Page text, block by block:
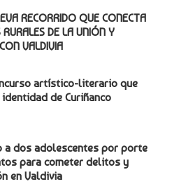
RECORRIDO QUE CONECTA
RURALES DE LA UNIÓN Y
VALDIVIA
artístico-literario que
de Curiñanco
a dos adolescentes por porte
para cometer delitos y
en Valdivia